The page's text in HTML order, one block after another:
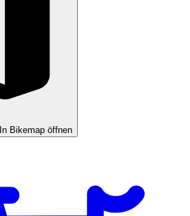
In Bikemap öffnen